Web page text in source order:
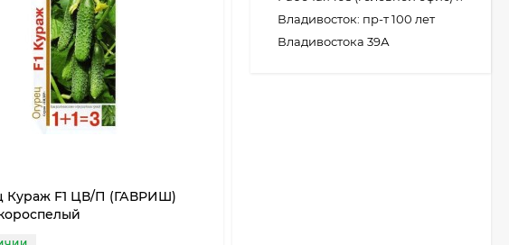
Кураж F1 ЦВ/П (ГАВРИШ)
Владивосток: пр-т 100 лет
Владивостока 39А